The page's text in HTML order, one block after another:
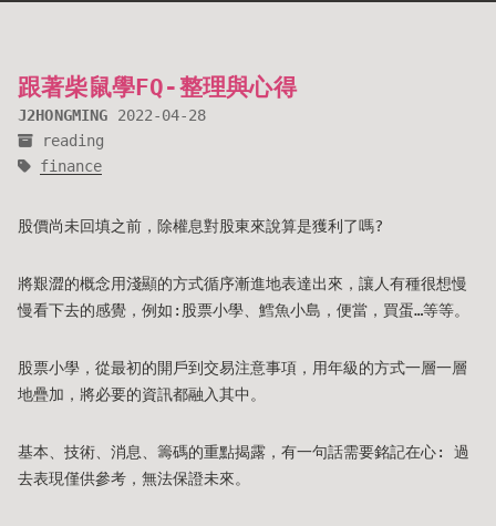
跟著柴鼠學FQ-整理與心得
J2HONGMING
2022-04-28
reading
finance
股價尚未回填之前，除權息對股東來說算是獲利了嗎?
將艱澀的概念用淺顯的方式循序漸進地表達出來，讓人有種很想慢
慢看下去的感覺，例如:股票小學、鱈魚小島，便當，買蛋…等等。
股票小學，從最初的開戶到交易注意事項，用年級的方式一層一層
地疊加，將必要的資訊都融入其中。
基本、技術、消息、籌碼的重點揭露，有一句話需要銘記在心: 過
去表現僅供參考，無法保證未來。